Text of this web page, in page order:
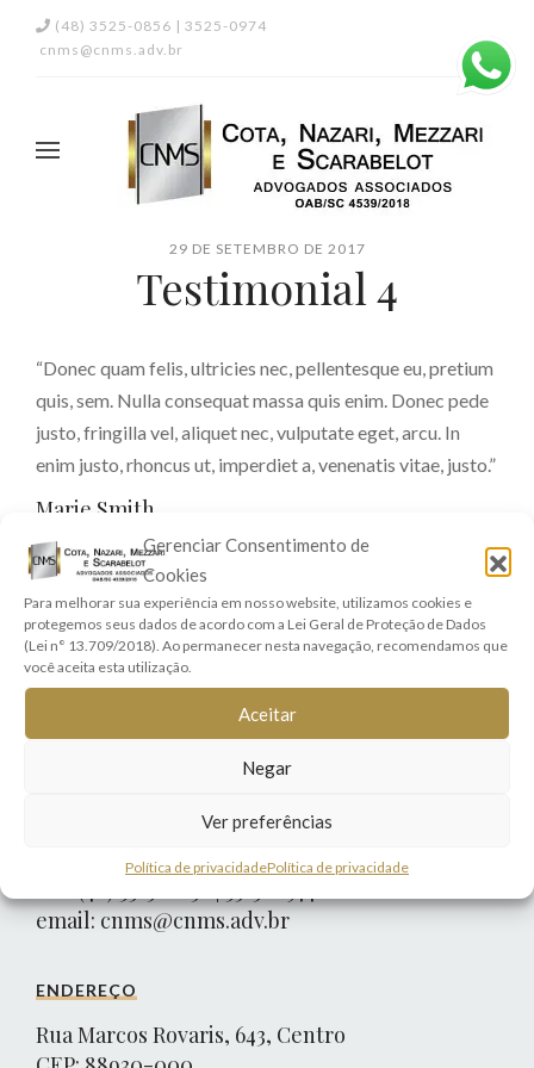
Gerenciar Consentimento de
Cookies
Para melhorar sua experiência em nosso website, utilizamos cookies e
protegemos seus dados de acordo com a Lei Geral de Proteção de Dados
(Lei n° 13.709/2018). Ao permanecer nesta navegação, recomendamos que
você aceita esta utilização.
Aceitar
Negar
Ver preferências
Política de privacidadePolítica de privacidade
(48) 3525-0856 | 3525-0974
cnms@cnms.adv.br
29 DE SETEMBRO DE 2017
Testimonial 4
“Donec quam felis, ultricies nec, pellentesque eu, pretium
quis, sem. Nulla consequat massa quis enim. Donec pede
justo, fringilla vel, aliquet nec, vulputate eget, arcu. In
enim justo, rhoncus ut, imperdiet a, venenatis vitae, justo.”
Marie Smith
The Smiths – CEO
PRÓXIMO POST
Testimonial 3 →
email:cnms@cnms.adv.br
ENDEREÇO
Rua Marcos Rovaris, 643, Centro